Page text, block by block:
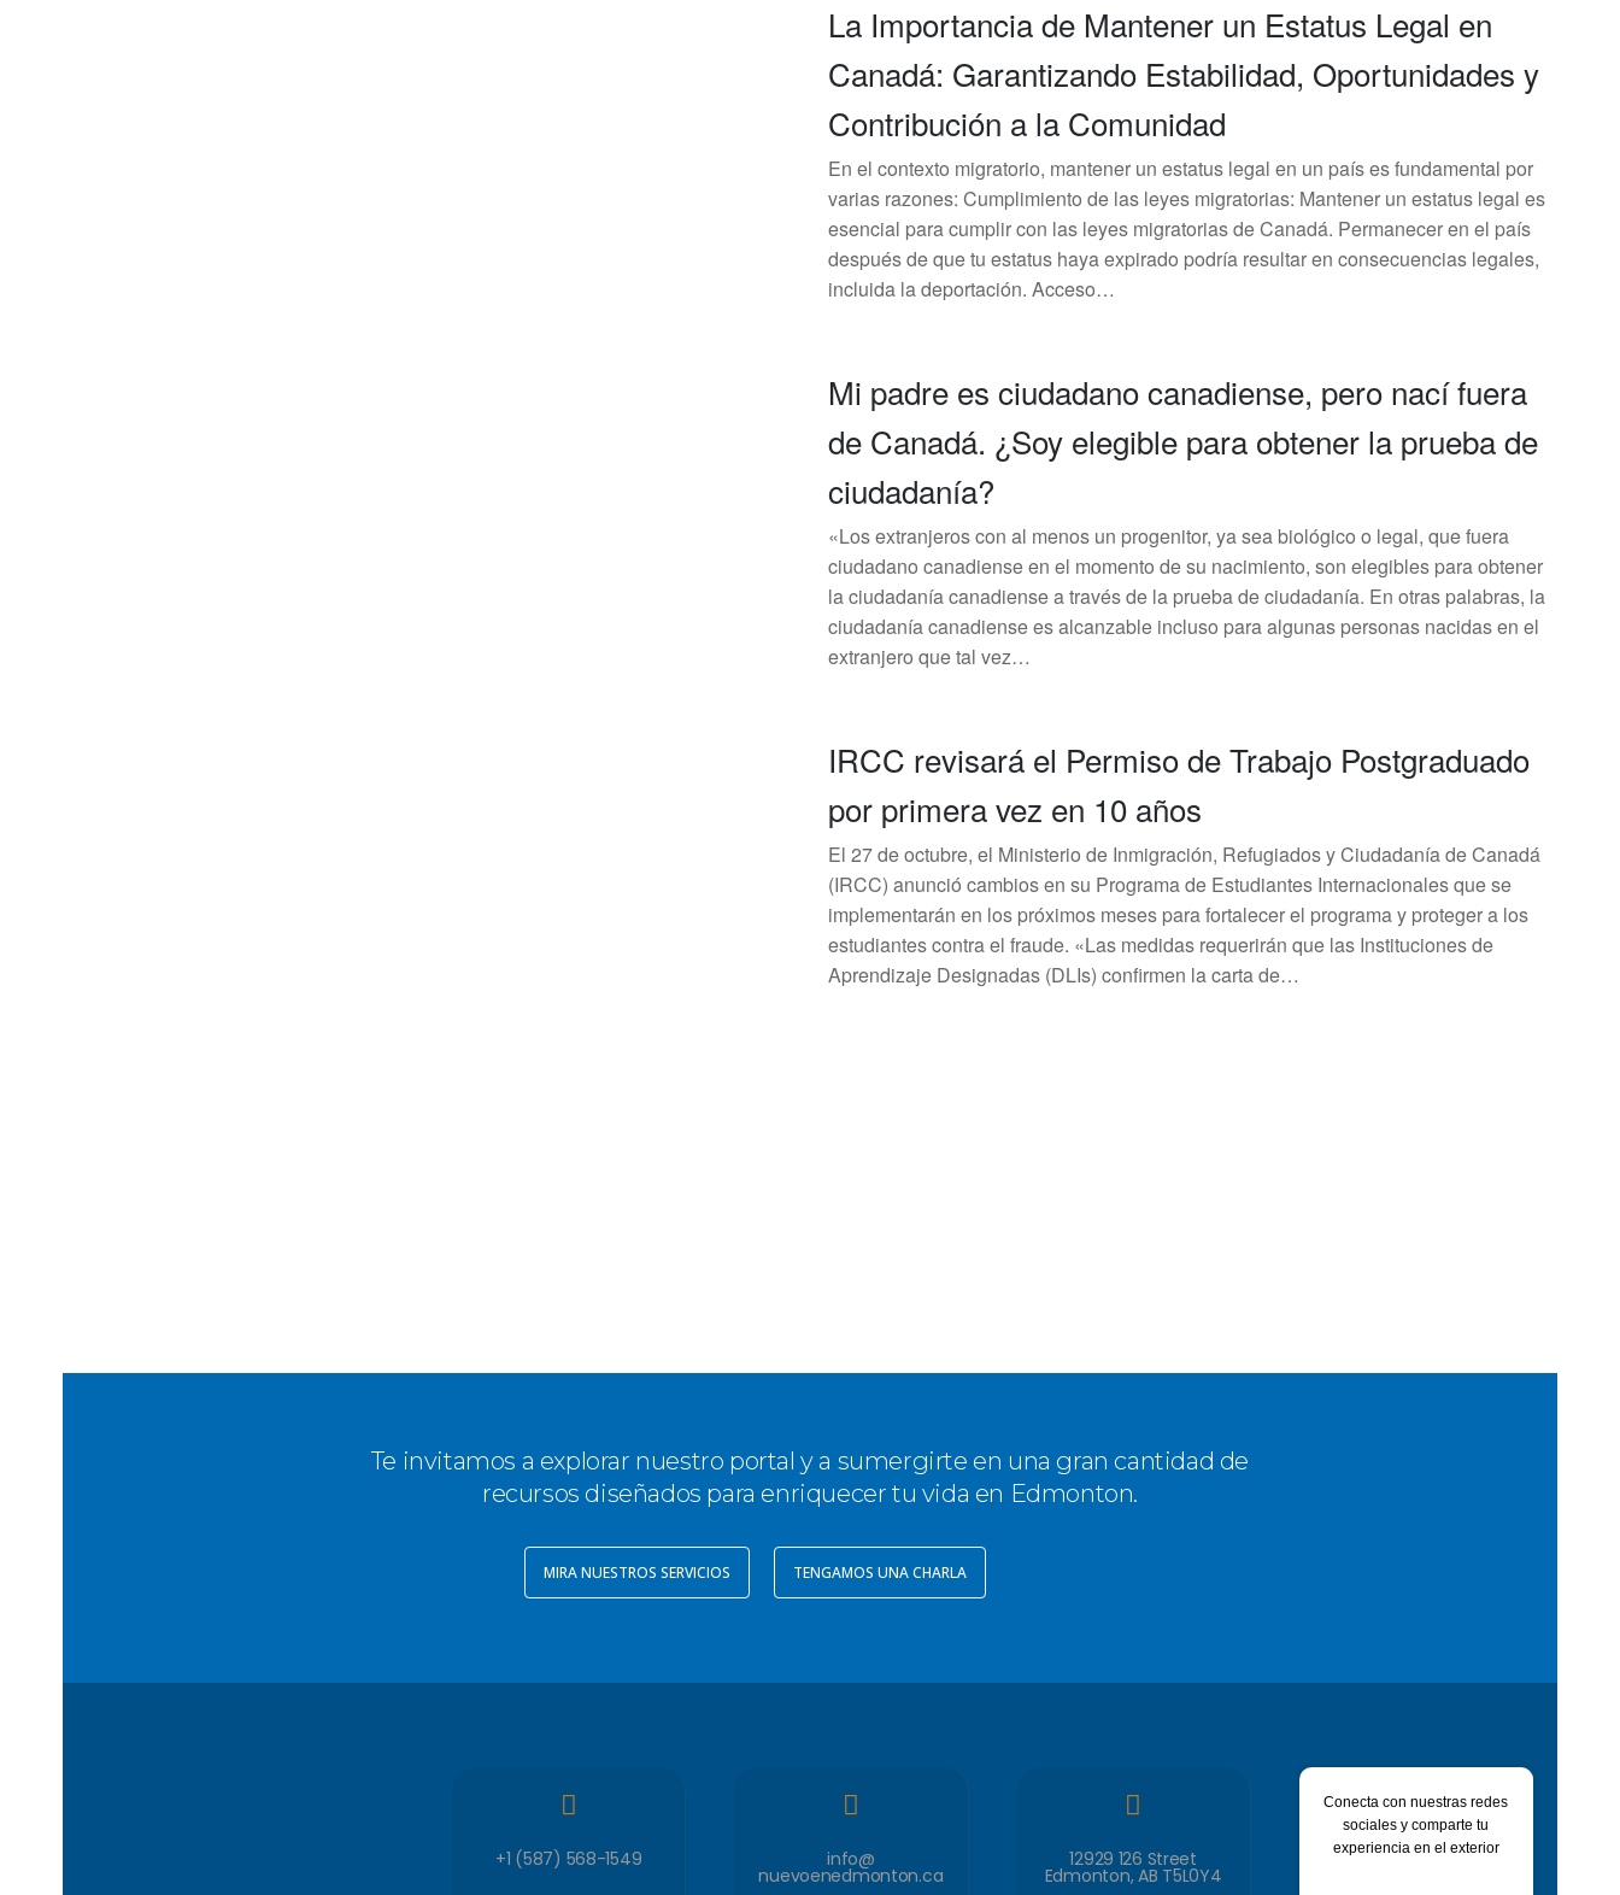
La Importancia de Mantener un Estatus Legal en
Canadá: Garantizando Estabilidad, Oportunidades y
Contribución a la Comunidad
En el contexto migratorio, mantener un estatus legal en un país es fundamental por
varias razones: Cumplimiento de las leyes migratorias: Mantener un estatus legal es
esencial para cumplir con las leyes migratorias de Canadá. Permanecer en el país
después de que tu estatus haya expirado podría resultar en consecuencias legales,
incluida la deportación. Acceso…
Mi padre es ciudadano canadiense, pero nací fuera
de Canadá. ¿Soy elegible para obtener la prueba de
ciudadanía?
«Los extranjeros con al menos un progenitor, ya sea biológico o legal, que fuera
ciudadano canadiense en el momento de su nacimiento, son elegibles para obtener
la ciudadanía canadiense a través de la prueba de ciudadanía. En otras palabras, la
ciudadanía canadiense es alcanzable incluso para algunas personas nacidas en el
extranjero que tal vez…
IRCC revisará el Permiso de Trabajo Postgraduado
por primera vez en 10 años
El 27 de octubre, el Ministerio de Inmigración, Refugiados y Ciudadanía de Canadá
(IRCC) anunció cambios en su Programa de Estudiantes Internacionales que se
implementarán en los próximos meses para fortalecer el programa y proteger a los
estudiantes contra el fraude. «Las medidas requerirán que las Instituciones de
Aprendizaje Designadas (DLIs) confirmen la carta de…
Te invitamos a explorar nuestro portal y a sumergirte en una gran cantidad de
recursos diseñados para enriquecer tu vida en Edmonton.
MIRA NUESTROS SERVICIOS TENGAMOS UNA CHARLA
+1 (587) 568-1549 info@
nuevoenedmonton.ca
12929 126 Street
Edmonton, AB T5L0Y4
Conecta con nuestras redes
sociales y comparte tu
experiencia en el exterior